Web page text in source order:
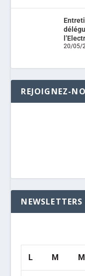
20/05/
REJOIGNEZ-
L M M